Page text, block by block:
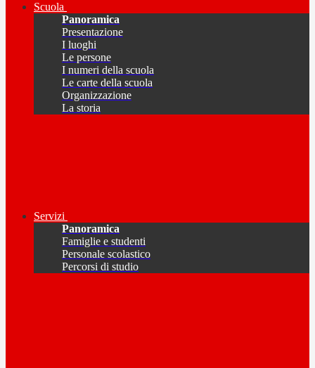
Scuola
Panoramica
Presentazione
I luoghi
Le persone
I numeri della scuola
Le carte della scuola
Organizzazione
La storia
Servizi
Panoramica
Famiglie e studenti
Personale scolastico
Percorsi di studio